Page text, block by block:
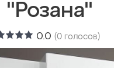
"Розана"
0.0 (0 голосов)